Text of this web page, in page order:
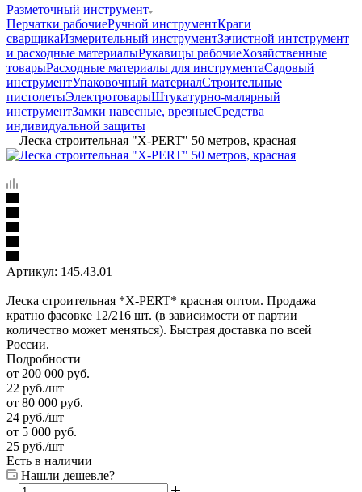
Разметочный инструмент
Перчатки рабочиеРучной инструментКраги
сварщикаИзмерительный инструментЗачистной интструмент
и расходные материалыРукавицы рабочиеХозяйственные
товарыРасходные материалы для инструментаСадовый
инструментУпаковочный материалСтроительные
пистолетыЭлектротоварыШтукатурно-малярный
инструментЗамки навесные, врезныеСредства
индивидуальной защиты
—Леска строительная "X-PERT" 50 метров, красная
Артикул: 145.43.01
Леска строительная *X-PERT* красная оптом. Продажа
кратно фасовке 12/216 шт. (в зависимости от партии
количество может меняться). Быстрая доставка по всей
России.
Подробности
от 200 000 руб.
22 руб./шт
от 80 000 руб.
24 руб./шт
от 5 000 руб.
25 руб./шт
Есть в наличии
Нашли дешевле?